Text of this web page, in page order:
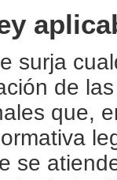
surja
de
que,
se